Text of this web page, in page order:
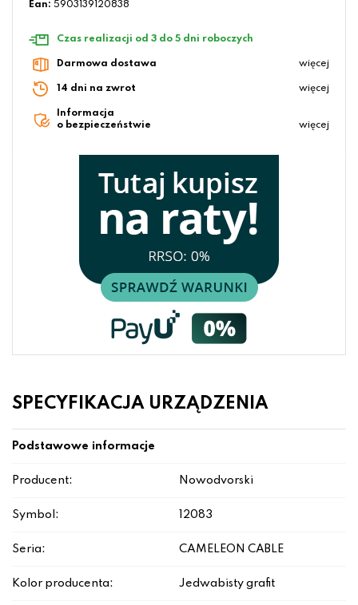
Ean: 5903139120838
Czas realizacji od 3 do 5 dni roboczych
Darmowa dostawa więcej
14 dni na zwrot więcej
Informacja
o bezpieczeństwie
więcej
SPECYFIKACJA URZĄDZENIA
Podstawowe informacje
Producent: Nowodvorski
Symbol: 12083
Seria: CAMELEON CABLE
Kolor producenta: Jedwabisty grafit